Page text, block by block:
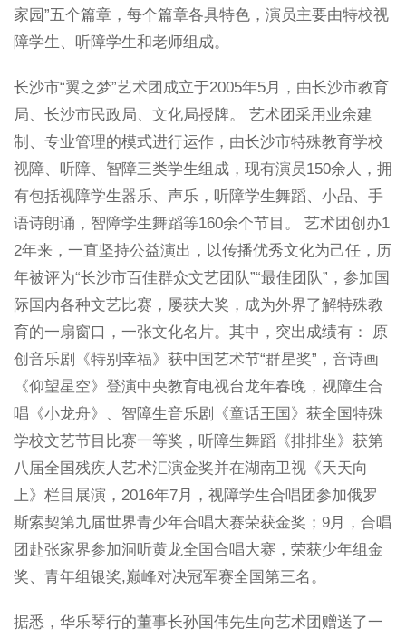
家园”五个篇章，每个篇章各具特色，演员主要由特校视
障学生、听障学生和老师组成。
长沙市“翼之梦”艺术团成立于2005年5月，由长沙市教育
局、长沙市民政局、文化局授牌。 艺术团采用业余建
制、专业管理的模式进行运作，由长沙市特殊教育学校
视障、听障、智障三类学生组成，现有演员150余人，拥
有包括视障学生器乐、声乐，听障学生舞蹈、小品、手
语诗朗诵，智障学生舞蹈等160余个节目。 艺术团创办1
2年来，一直坚持公益演出，以传播优秀文化为己任，历
年被评为“长沙市百佳群众文艺团队”“最佳团队”，参加国
际国内各种文艺比赛，屡获大奖，成为外界了解特殊教
育的一扇窗口，一张文化名片。其中，突出成绩有： 原
创音乐剧《特别幸福》获中国艺术节“群星奖”，音诗画
《仰望星空》登演中央教育电视台龙年春晚，视障生合
唱《小龙舟》、智障生音乐剧《童话王国》获全国特殊
学校文艺节目比赛一等奖，听障生舞蹈《排排坐》获第
八届全国残疾人艺术汇演金奖并在湖南卫视《天天向
上》栏目展演，2016年7月，视障学生合唱团参加俄罗
斯索契第九届世界青少年合唱大赛荣获金奖；9月，合唱
团赴张家界参加洞听黄龙全国合唱大赛，荣获少年组金
奖、青年组银奖,巅峰对决冠军赛全国第三名。
据悉，华乐琴行的董事长孙国伟先生向艺术团赠送了一